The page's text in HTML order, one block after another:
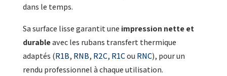
dans le temps.
Sa surface lisse garantit une impression nette et
durableavec les rubans transfert thermique
adaptés (R1B, RNB, R2C, R1CouRNC), pour un
rendu professionnel à chaque utilisation.